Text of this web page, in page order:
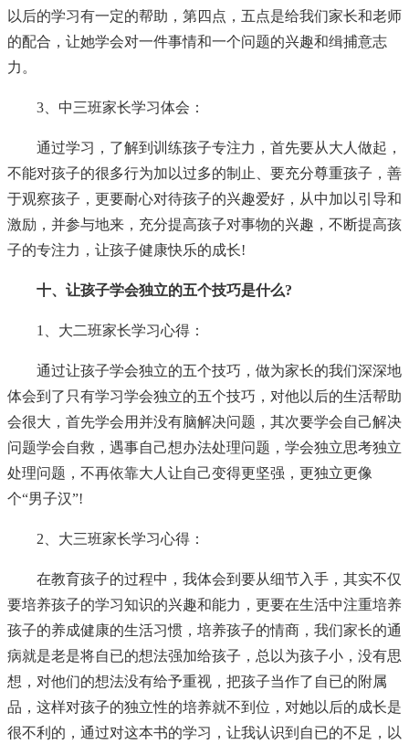
以后的学习有一定的帮助，第四点，五点是给我们家长和老师
的配合，让她学会对一件事情和一个问题的兴趣和缉捕意志
力。
3、中三班家长学习体会：
通过学习，了解到训练孩子专注力，首先要从大人做起，
不能对孩子的很多行为加以过多的制止、要充分尊重孩子，善
于观察孩子，更要耐心对待孩子的兴趣爱好，从中加以引导和
激励，并参与地来，充分提高孩子对事物的兴趣，不断提高孩
子的专注力，让孩子健康快乐的成长!
十、让孩子学会独立的五个技巧是什么?
1、大二班家长学习心得：
通过让孩子学会独立的五个技巧，做为家长的我们深深地
体会到了只有学习学会独立的五个技巧，对他以后的生活帮助
会很大，首先学会用并没有脑解决问题，其次要学会自己解决
问题学会自救，遇事自己想办法处理问题，学会独立思考独立
处理问题，不再依靠大人让自己变得更坚强，更独立更像
个“男子汉”!
2、大三班家长学习心得：
在教育孩子的过程中，我体会到要从细节入手，其实不仅
要培养孩子的学习知识的兴趣和能力，更要在生活中注重培养
孩子的养成健康的生活习惯，培养孩子的情商，我们家长的通
病就是老是将自已的想法强加给孩子，总以为孩子小，没有思
想，对他们的想法没有给予重视，把孩子当作了自已的附属
品，这样对孩子的独立性的培养就不到位，对她以后的成长是
很不利的，通过对这本书的学习，让我认识到自已的不足，以